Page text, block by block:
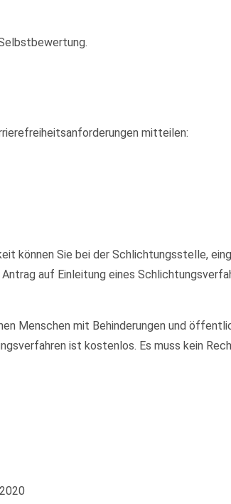
mitteilen:
können Sie bei der Schlichtungsstelle,
auf Einleitung eines
Menschen mit Behinderungen und
ist kostenlos. Es muss kein